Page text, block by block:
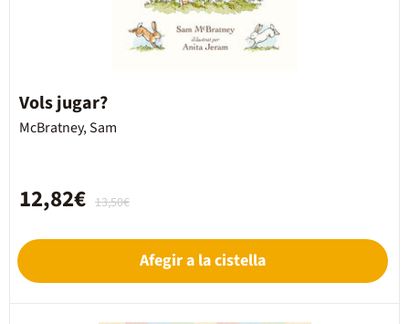
Vols jugar?
McBratney, Sam
13,50€
12,82€
Afegir a la cistella